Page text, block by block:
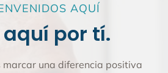
AQUÍ
por tí.
marcar una diferencia positiva